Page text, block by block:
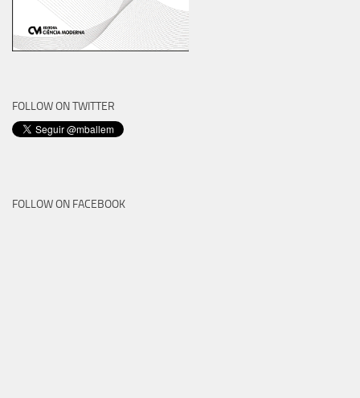
FOLLOW ON TWITTER
FOLLOW ON FACEBOOK